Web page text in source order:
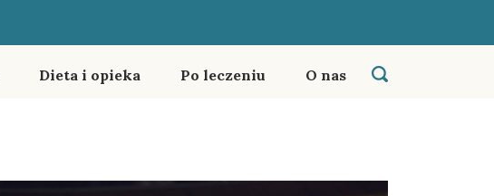
Dieta i opieka Po leczeniu O nas